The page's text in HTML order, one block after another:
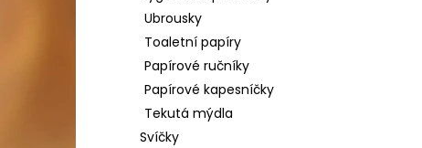
Ubrousky
Toaletní papíry
Papírové ručníky
Papírové kapesníčky
Tekutá mýdla
Svíčky